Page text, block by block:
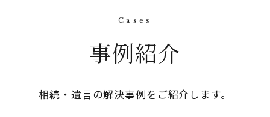
事例紹介
相続・遺言の解決事例をご紹介します。